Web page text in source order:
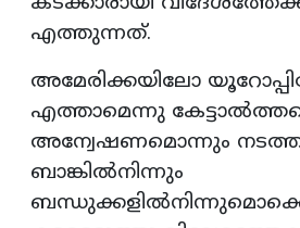
എത്തുന്നത്.
അമേരിക്കയിലോ
എത്താമെന്നു
അന്വേഷണമൊന്നും
ബാങ്കിൽനിന്നും